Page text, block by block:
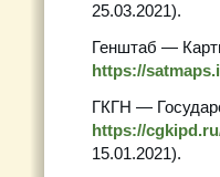
25.03.2021).
Генштаб —
https://
ГКГН —
https://
15.01.2021).